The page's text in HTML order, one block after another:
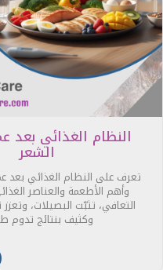
النظام الغذائي بعد
الشعر
تعرف على النظام الغذائي بعد
وأهم الأطعمة والعناصر
التعافي، تثبّت البصيلات،
وكثيف بنتائج تدوم